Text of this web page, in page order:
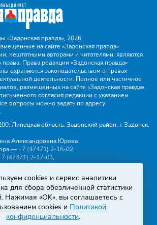
«Задонская правда», 2026.
на сайте «Задонская правда»
нештатными авторами и читателями, являются
права. Права редакции «Задонская правда»
охраняются законодательством о правах
деятельности. Полное или частичное
размещенных на сайте «Задонская правда»,
согласия редакции с указанием
вопросы можно задать по адресу
.
Липецкая область, Задонский район, г. Задонск,
Александровна Юрова
—+7 (47471) 2‑16‑02,
(47471) 2‑17‑03,
2‑11‑95.
, эл. почта -buh.gzp@yandex.ru
cookies и сервис аналитики
для сбора обезличенной статистики
Нажимая «OK», вы соглашаетесь с
cookies и Политикой
конфиденциальности.